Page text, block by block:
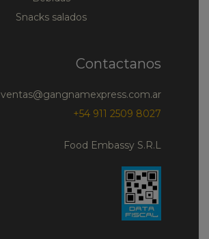
Snacks salados
Contactanos
ventas@gangnamexpress.com.ar
+54 911 2509 8027
Food Embassy S.R.L